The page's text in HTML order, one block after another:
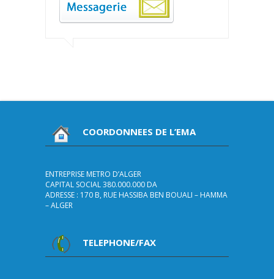
COORDONNEES DE L’EMA
ENTREPRISE METRO D’ALGER
CAPITAL SOCIAL 380.000.000 DA
ADRESSE : 170 B, RUE HASSIBA BEN BOUALI – HAMMA
– ALGER
TELEPHONE/FAX